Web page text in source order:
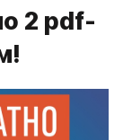
2 pdf-